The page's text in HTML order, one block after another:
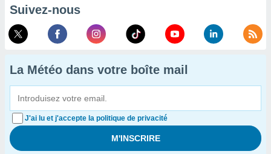
Suivez-nous
La Météo dans votre boîte mail
J'ai lu et j'accepte la politique de privacité